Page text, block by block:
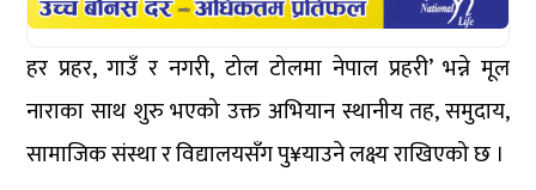
हर प्रहर, गाउँ र नगरी, टोल टोलमा नेपाल प्रहरी’ भन्ने मूल
नाराका साथ शुरु भएको उक्त अभियान स्थानीय तह, समुदाय,
सामाजिक संस्था र विद्यालयसँग पु¥याउने लक्ष्य राखिएको छ ।